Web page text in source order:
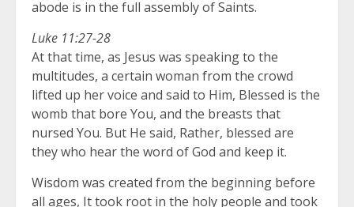
abode is in the full assembly of Saints.
Luke 11:27-28
At that time, as Jesus was speaking to the
multitudes, a certain woman from the crowd
lifted up her voice and said to Him, Blessed is the
womb that bore You, and the breasts that
nursed You. But He said, Rather, blessed are
they who hear the word of God and keep it.
Wisdom was created from the beginning before
all ages, It took root in the holy people and took